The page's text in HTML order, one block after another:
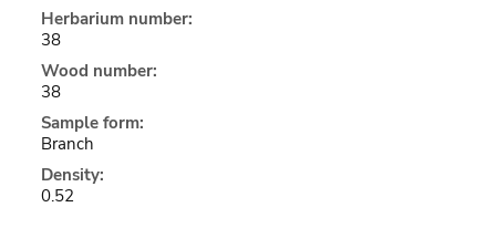
Herbarium number:
38
Wood number:
38
Sample form:
Branch
Density:
0.52